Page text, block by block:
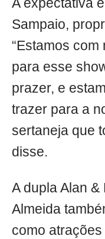
A expectativa
Sampaio,
“Estamos
para esse
prazer, e
trazer para a
sertaneja que
disse.
A dupla Alan
Almeida
como